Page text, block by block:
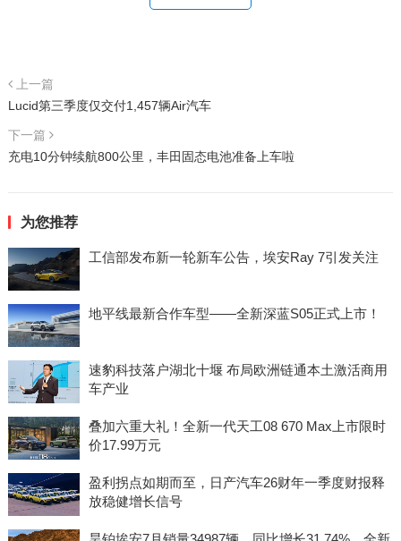
上一篇
Lucid第三季度仅交付1,457辆Air汽车
下一篇
充电10分钟续航800公里，丰田固态电池准备上车啦
为您推荐
工信部发布新一轮新车公告，埃安Ray 7引发关注
地平线最新合作车型——全新深蓝S05正式上市！
速豹科技落户湖北十堰 布局欧洲链通本土激活商用
车产业
叠加六重大礼！全新一代天工08 670 Max上市限时
价17.99万元
盈利拐点如期而至，日产汽车26财年一季度财报释
放稳健增长信号